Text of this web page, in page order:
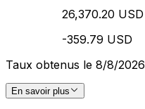
26,370.20 USD
-359.79 USD
Taux obtenus le 8/8/2026
En savoir plus